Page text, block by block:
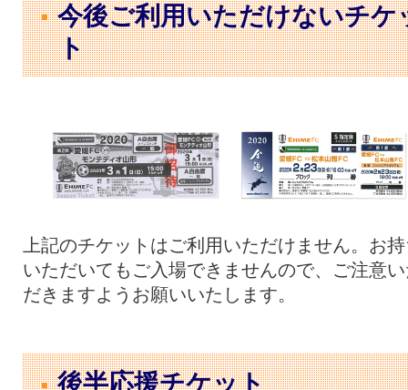
今後ご利用いただけないチケ
ト
上記のチケットはご利用いただけません。お
いただいてもご入場できませんので、ご注意
だきますようお願いいたします。
後半応援チケット